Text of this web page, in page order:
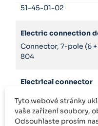
51-45-01-02
Electric connection
Connector, 7-pole (6 +
804
Electrical connector
Hydraulic fluid
Tyto webové stránky
vaše zařízení soubory,
Odsouhlaste prosím